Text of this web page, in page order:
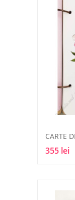
CARTE
355 lei